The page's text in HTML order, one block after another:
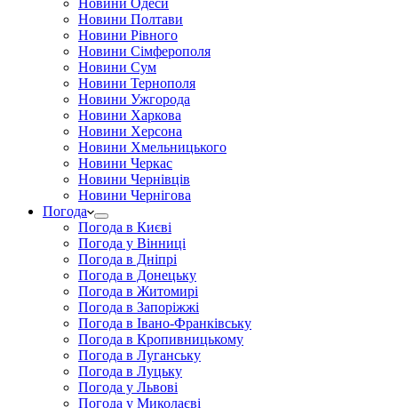
Новини Одеси
Новини Полтави
Новини Рівного
Новини Сімферополя
Новини Сум
Новини Тернополя
Новини Ужгорода
Новини Харкова
Новини Херсона
Новини Хмельницького
Новини Черкас
Новини Чернівців
Новини Чернігова
Погода
Погода в Києві
Погода у Вінниці
Погода в Дніпрі
Погода в Донецьку
Погода в Житомирі
Погода в Запоріжжі
Погода в Івано-Франківську
Погода в Кропивницькому
Погода в Луганську
Погода в Луцьку
Погода у Львові
Погода у Миколаєві